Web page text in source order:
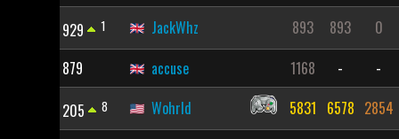
929 1 JackWhz 893 893
0
879
accuse 1168 - -
205 8 Wohrld 5831 6578 2854